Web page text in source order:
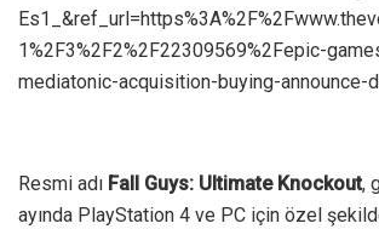
1%2F3%2F2%2F22309569%2Fepic-
mediatonic-acquisition-buying-announce-
Resmi adı Fall Guys: Ultimate Knockout,
ayında PlayStation 4 ve PC için özel